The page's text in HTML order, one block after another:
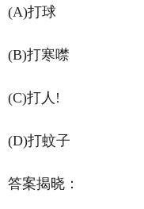
(A)打球
(B)打寒噤
(C)打人!
(D)打蚊子
答案揭晓：